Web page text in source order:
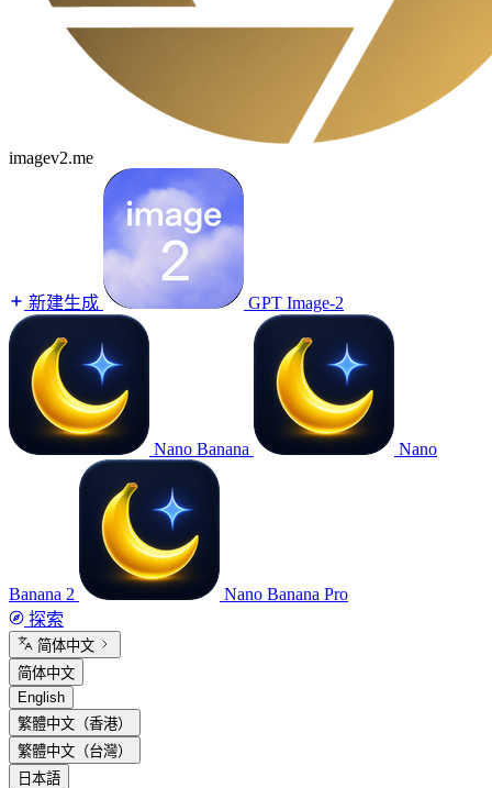
imagev2.me
新建生成 GPT Image-2
Nano Banana Nano
Banana 2
Nano Banana Pro
探索
简体中文
简体中文
English
繁體中文（香港）
繁體中文（台灣）
日本語